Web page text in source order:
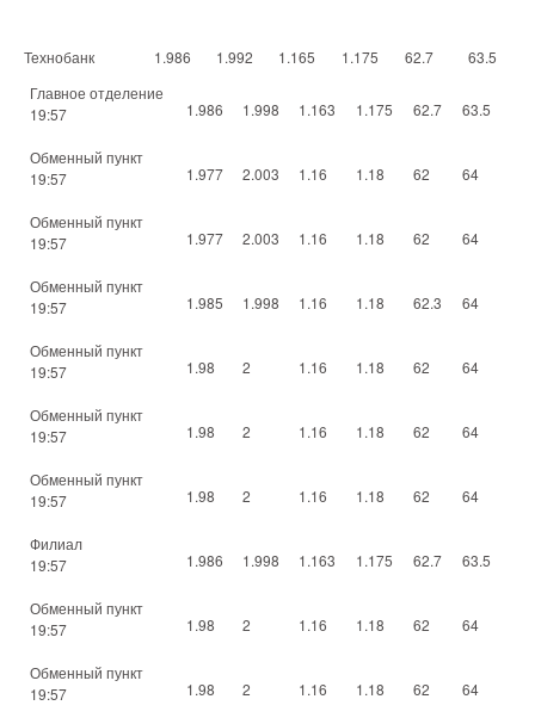
Технобанк 1.986 1.992 1.165 1.175 62.7
63.5
Главное отделение
19:57
1.986 1.998 1.163 1.175 62.7 63.5
Обменный пункт
19:57
1.977 2.003 1.16 1.18 62 64
Обменный пункт
19:57
1.977 2.003 1.16 1.18 62 64
Обменный пункт
19:57
1.985 1.998 1.16 1.18 62.3 64
Обменный пункт
19:57
1.98 2 1.16 1.18 62 64
Обменный пункт
19:57
1.98 2 1.16 1.18 62 64
Обменный пункт
19:57
1.98 2 1.16 1.18 62 64
Филиал
19:57
1.986 1.998 1.163 1.175 62.7 63.5
Обменный пункт
19:57
1.98 2 1.16 1.18 62 64
Обменный пункт
19:57
1.98 2 1.16 1.18 62 64